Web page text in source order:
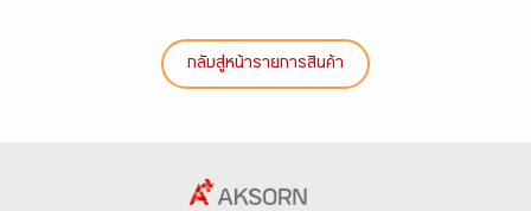
กลับสู่หน้ารายการสินค้า